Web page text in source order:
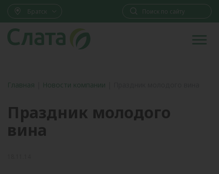
Братск
Главная Новости компании
Праздник молодого
вина